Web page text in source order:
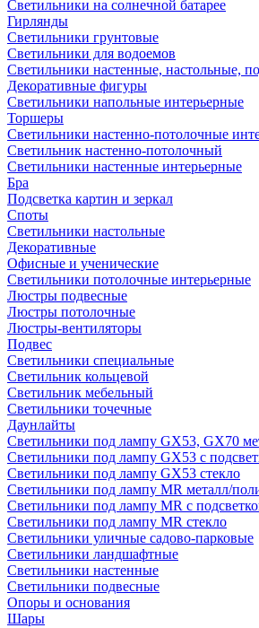
Светильники на солнечной батарее
Гирлянды
Светильники грунтовые
Светильники для водоемов
Светильники настенные, настольные,
Декоративные фигуры
Светильники напольные интерьерные
Торшеры
Светильники настенно-потолочные
Светильник настенно-потолочный
Светильники настенные интерьерные
Бра
Подсветка картин и зеркал
Споты
Светильники настольные
Декоративные
Офисные и ученические
Светильники потолочные интерьерные
Люстры подвесные
Люстры потолочные
Люстры-вентиляторы
Подвес
Светильники специальные
Светильник кольцевой
Светильник мебельный
Светильники точечные
Даунлайты
Светильники под лампу GX53, GX70
Светильники под лампу GX53 с
Светильники под лампу GX53 стекло
Светильники под лампу MR металл/
Светильники под лампу MR с
Светильники под лампу MR стекло
Светильники уличные садово-парковые
Светильники ландшафтные
Светильники настенные
Светильники подвесные
Опоры и основания
Шары